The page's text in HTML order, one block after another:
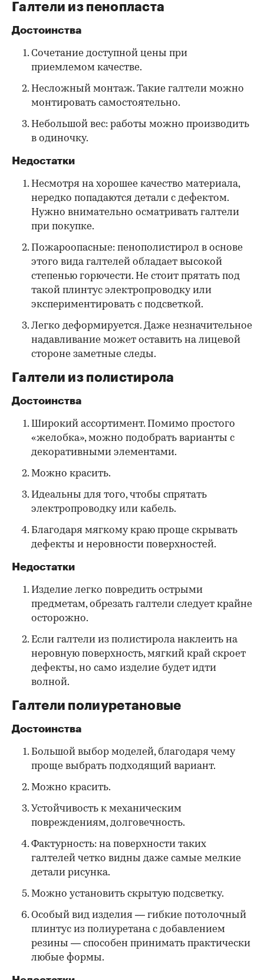
Галтели из пенопласта
Достоинства
Сочетание доступной цены при
приемлемом качестве.
Несложный монтаж. Такие галтели можно
монтировать самостоятельно.
Небольшой вес: работы можно производить
в одиночку.
Недостатки
Несмотря на хорошее качество материала,
нередко попадаются детали с дефектом.
Нужно внимательно осматривать галтели
при покупке.
Пожароопасные: пенополистирол в основе
этого вида галтелей обладает высокой
степенью горючести. Не стоит прятать под
такой плинтус электропроводку или
экспериментировать с подсветкой.
Легко деформируется. Даже незначительное
надавливание может оставить на лицевой
стороне заметные следы.
Галтели из полистирола
Достоинства
Широкий ассортимент. Помимо простого
«желобка», можно подобрать варианты с
декоративными элементами.
Можно красить.
Идеальны для того, чтобы спрятать
электропроводку или кабель.
Благодаря мягкому краю проще скрывать
дефекты и неровности поверхностей.
Недостатки
Изделие легко повредить острыми
предметам, обрезать галтели следует крайне
осторожно.
Если галтели из полистирола наклеить на
неровную поверхность, мягкий край скроет
дефекты, но само изделие будет идти
волной.
Галтели полиуретановые
Достоинства
Большой выбор моделей, благодаря чему
проще выбрать подходящий вариант.
Можно красить.
Устойчивость к механическим
повреждениям, долговечность.
Фактурность: на поверхности таких
галтелей четко видны даже самые мелкие
детали рисунка.
Можно установить скрытую подсветку.
Особый вид изделия — гибкие потолочный
плинтус из полиуретана с добавлением
резины — способен принимать практически
любые формы.